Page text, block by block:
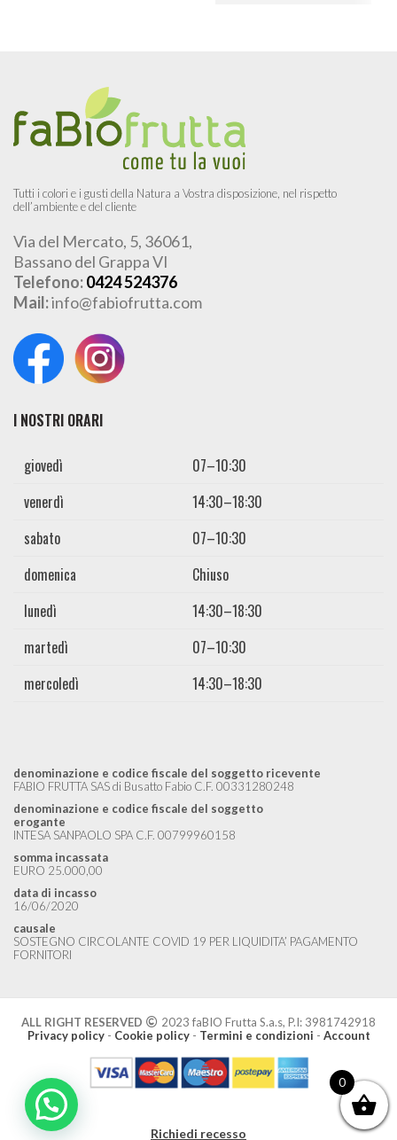
Tutti i colori e i gusti della Natura a Vostra disposizione, nel rispetto
dell’ambiente e del cliente
Via del Mercato, 5, 36061,
Bassano del Grappa VI
Telefono:0424 524376
Mail:info@fabiofrutta.com
I NOSTRI ORARI
giovedì
07–10:30
venerdì
14:30–18:30
sabato
07–10:30
domenica
Chiuso
lunedì
14:30–18:30
martedì
07–10:30
mercoledì
14:30–18:30
denominazione e codice fiscale del soggetto ricevente
FABIO FRUTTA SAS di Busatto Fabio C.F. 00331280248
denominazione e codice fiscale del soggetto
erogante
INTESA SANPAOLO SPA C.F. 00799960158
somma incassata
EURO 25.000,00
data di incasso
16/06/2020
causale
SOSTEGNO CIRCOLANTE COVID 19 PER LIQUIDITA’ PAGAMENTO
FORNITORI
ALL RIGHT RESERVED
2023 faBIO Frutta S.a.s, P.I: 3981742918
Privacy policy- Cookie policy- Termini e condizioni - Account
Richiedi recesso
0